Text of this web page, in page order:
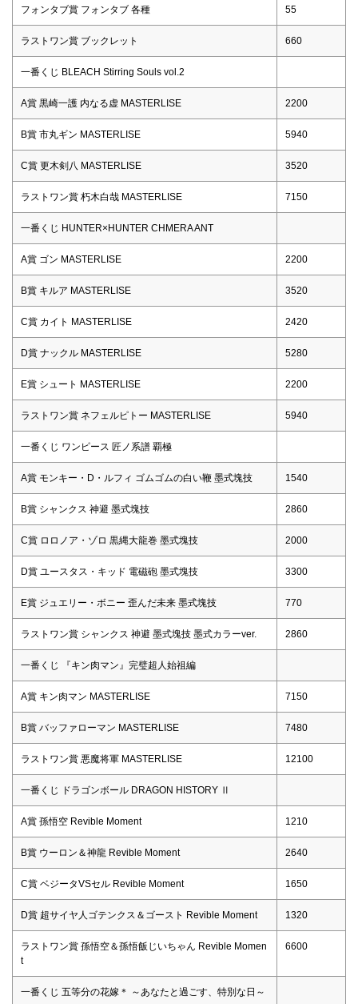
フォンタブ賞 フォンタブ 各種 55
ラストワン賞 ブックレット 660
一番くじ BLEACH Stirring Souls vol.2
A賞 黒崎一護 内なる虚 MASTERLISE 2200
B賞 市丸ギン MASTERLISE 5940
C賞 更木剣八 MASTERLISE 3520
ラストワン賞 朽木白哉 MASTERLISE 7150
一番くじ HUNTER×HUNTER CHMERA ANT
A賞 ゴン MASTERLISE 2200
B賞 キルア MASTERLISE 3520
C賞 カイト MASTERLISE 2420
D賞 ナックル MASTERLISE 5280
E賞 シュート MASTERLISE 2200
ラストワン賞 ネフェルピトー MASTERLISE 5940
一番くじ ワンピース 匠ノ系譜 覇極
A賞 モンキー・D・ルフィ ゴムゴムの白い鞭 墨式塊技 1540
B賞 シャンクス 神避 墨式塊技 2860
C賞 ロロノア・ゾロ 黒縄大龍巻 墨式塊技 2000
D賞 ユースタス・キッド 電磁砲 墨式塊技 3300
E賞 ジュエリー・ボニー 歪んだ未来 墨式塊技 770
ラストワン賞 シャンクス 神避 墨式塊技 墨式カラーver. 2860
一番くじ 『キン肉マン』完璧超人始祖編
A賞 キン肉マン MASTERLISE 7150
B賞 バッファローマン MASTERLISE 7480
ラストワン賞 悪魔将軍 MASTERLISE 12100
一番くじ ドラゴンボール DRAGON HISTORY Ⅱ
A賞 孫悟空 Revible Moment 1210
B賞 ウーロン＆神龍 Revible Moment 2640
C賞 ベジータVSセル Revible Moment 1650
D賞 超サイヤ人ゴテンクス＆ゴースト Revible Moment 1320
ラストワン賞 孫悟空＆孫悟飯じいちゃん Revible Momen
t
6600
一番くじ 五等分の花嫁＊ ～あなたと過ごす、特別な日～